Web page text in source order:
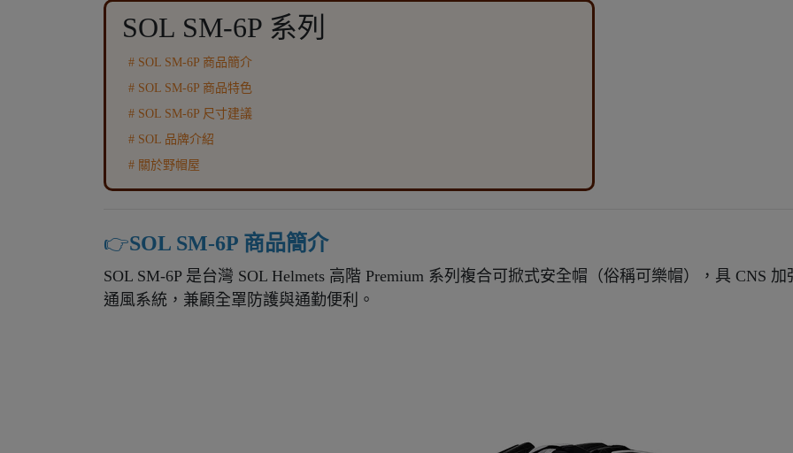
SOL SM-6P 系列
# SOL SM-6P 商品簡介
# SOL SM-6P 商品特色
# SOL SM-6P 尺寸建議
# SOL 品牌介紹
# 關於野帽屋
👉️SOL SM-6P 商品簡介
SOL SM-6P 是台灣 SOL Helmets 高階 Premium 系列複合可掀式安全帽（俗稱可樂帽），具 CNS
通風系統，兼顧全罩防護與通勤便利。